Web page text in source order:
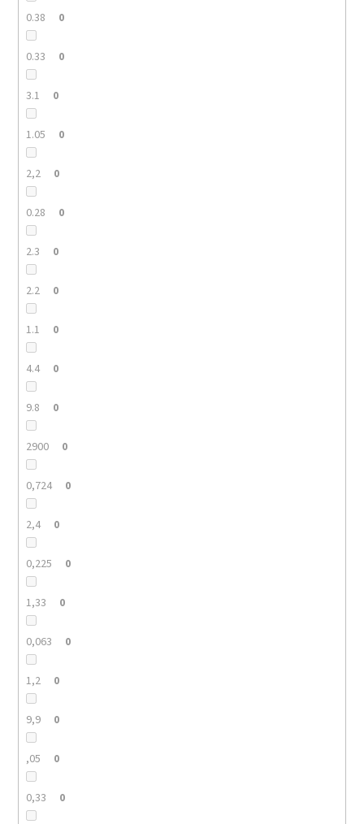
0.38 0
0.33 0
3.1 0
1.05 0
2,2 0
0.28 0
2.3 0
2.2 0
1.1 0
4.4 0
9.8 0
2900 0
0,724 0
2,4 0
0,225 0
1,33 0
0,063 0
1,2 0
9,9 0
,05 0
0,33 0